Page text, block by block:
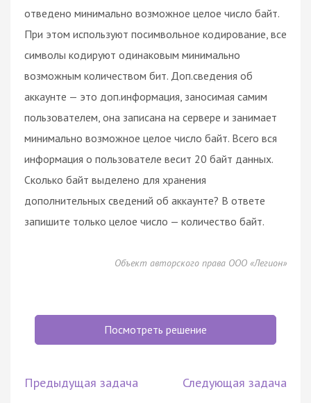
отведено минимально возможное целое число байт.
При этом используют посимвольное кодирование, все
символы кодируют одинаковым минимально
возможным количеством бит. Доп.сведения об
аккаунте — это доп.информация, заносимая самим
пользователем, она записана на сервере и занимает
минимально возможное целое число байт. Всего вся
информация о пользователе весит 20 байт данных.
Сколько байт выделено для хранения
дополнительных сведений об аккаунте? В ответе
запишите только целое число — количество байт.
Объект авторского права ООО «Легион»
Посмотреть решение
Предыдущая задача Следующая задача